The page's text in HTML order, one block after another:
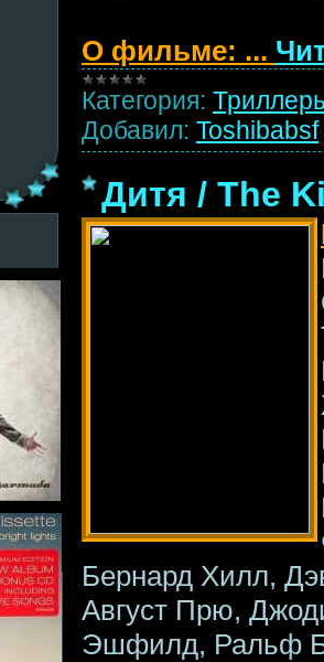
О фильме: ...
Категория:
Добавил: Toshibabsf
Дитя / The
Бернард Хилл,
Август Прю,
Эшфилд, Ральф